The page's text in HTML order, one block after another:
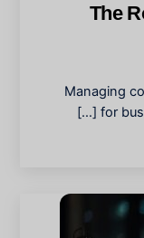
The
Managing
for